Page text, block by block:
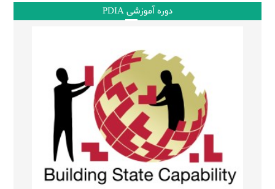
دوره آموزشی PDIA